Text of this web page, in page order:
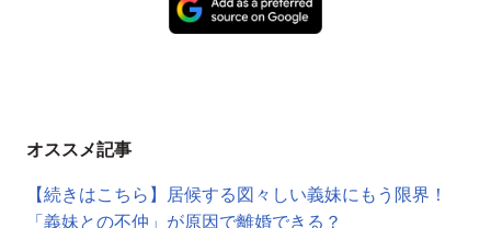
オススメ記事
【続きはこちら】居候する図々しい義妹にもう限界！
「義妹との不仲」が原因で離婚できる？